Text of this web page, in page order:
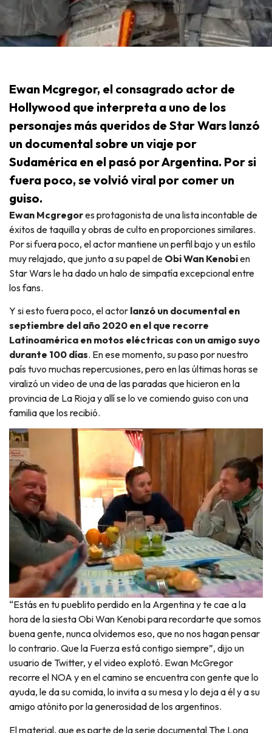
Ewan Mcgregor, el consagrado actor de
Hollywood que interpreta a uno de los
personajes más queridos de Star Wars lanzó
un documental sobre un viaje por
Sudamérica en el pasó por Argentina. Por si
fuera poco, se volvió viral por comer un
guiso.
Ewan Mcgregores protagonista de una lista incontable de
éxitos de taquilla y obras de culto en proporciones similares.
Por si fuera poco, el actor mantiene un perfil bajo y un estilo
muy relajado, que junto a su papel de Obi Wan Kenobien
Star Wars le ha dado un halo de simpatía excepcional entre
los fans.
Y si esto fuera poco, el actor lanzó un documental en
septiembre del año 2020 en el que recorre
Latinoamérica en motos eléctricas con un amigo suyo
durante 100 días. En ese momento, su paso por nuestro
país tuvo muchas repercusiones, pero en las últimas horas se
viralizó un video de una de las paradas que hicieron en la
provincia de La Rioja y allí se lo ve comiendo guiso con una
familia que los recibió.
“Estás en tu pueblito perdido en la Argentina y te cae a la
hora de la siesta Obi Wan Kenobi para recordarte que somos
buena gente, nunca olvidemos eso, que no nos hagan pensar
lo contrario. Que la Fuerza está contigo siempre”, dijo un
usuario de Twitter, y el video explotó. Ewan McGregor
recorre el NOA y en el camino se encuentra con gente que lo
ayuda, le da su comida, lo invita a su mesa y lo deja a él y a su
amigo atónito por la generosidad de los argentinos.
El material, que es parte de la serie documental The Long